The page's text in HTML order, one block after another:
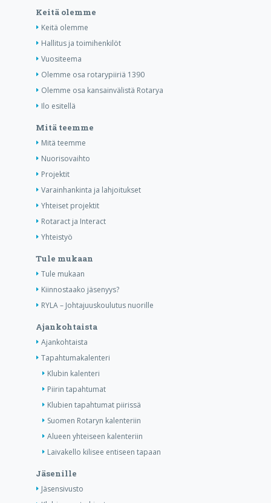
Keitä olemme
Keitä olemme
Hallitus ja toimihenkilöt
Vuositeema
Olemme osa rotarypiiriä 1390
Olemme osa kansainvälistä Rotarya
Ilo esitellä
Mitä teemme
Mitä teemme
Nuorisovaihto
Projektit
Varainhankinta ja lahjoitukset
Yhteiset projektit
Rotaract ja Interact
Yhteistyö
Tule mukaan
Tule mukaan
Kiinnostaako jäsenyys?
RYLA – Johtajuuskoulutus nuorille
Ajankohtaista
Ajankohtaista
Tapahtumakalenteri
Klubin kalenteri
Piirin tapahtumat
Klubien tapahtumat piirissä
Suomen Rotaryn kalenteriin
Alueen yhteiseen kalenteriin
Laivakello kilisee entiseen tapaan
Jäsenille
Jäsensivusto